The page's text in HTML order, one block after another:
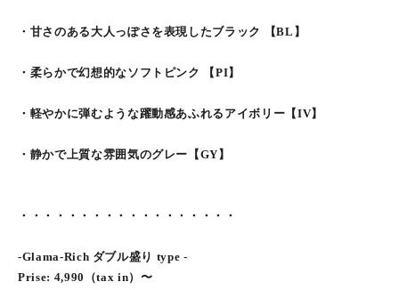
・甘さのある大人っぽさを表現したブラック 【BL】
・柔らかで幻想的なソフトピンク 【PI】
・軽やかに弾むような躍動感あふれるアイボリー【IV】
・静かで上質な雰囲気のグレー【GY】
・・・・・・・・・・・・・・・・・・
-Glama-Rich ダブル盛り type -
Prise: 4,990（tax in）〜